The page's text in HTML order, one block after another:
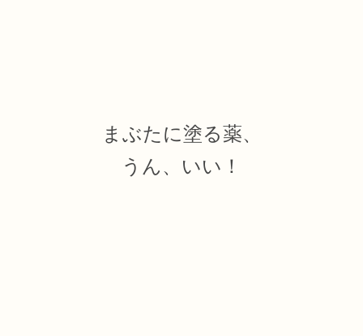
まぶたに塗る薬、
うん、いい！